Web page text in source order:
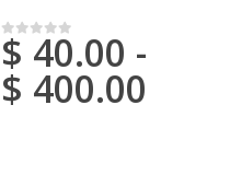
0su 5
$ 40.00 -
$ 400.00